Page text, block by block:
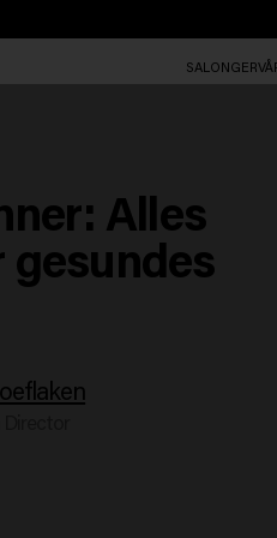
SALONGER
Alles
gesundes